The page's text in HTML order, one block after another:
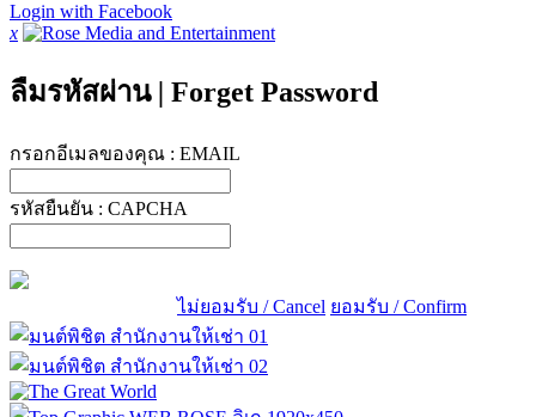
Login with Facebook
x
ลืมรหัสผ่าน | Forget Password
กรอกอีเมลของคุณ : EMAIL
รหัสยืนยัน : CAPCHA
ไม่ยอมรับ / Cancel ยอมรับ / Confirm